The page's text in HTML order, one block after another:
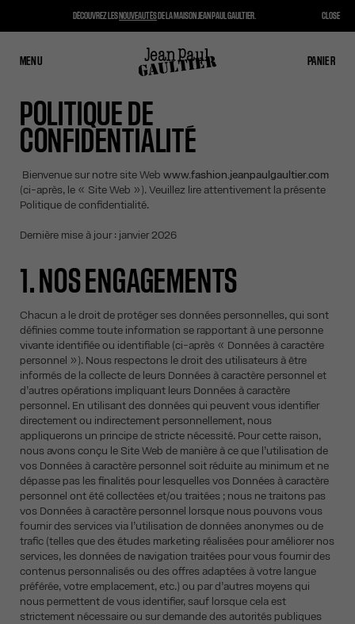
MENU PANIER
FERMER PANIER
POLITIQUE DE
CONFIDENTIALITÉ
Bienvenue sur notre site Web www.fashion.jeanpaulgaultier.com
(ci-après, le « Site Web »). Veuillez lire attentivement la présente
Politique de confidentialité.
Dernière mise à jour : janvier 2026
1. NOS ENGAGEMENTS
Chacun a le droit de protéger ses données personnelles, qui sont
définies comme toute information se rapportant à une personne
vivante identifiée ou identifiable (ci-après « Données à caractère
personnel »). Nous respectons le droit des utilisateurs à être
informés de la collecte de leurs Données à caractère personnel et
d’autres opérations impliquant leurs Données à caractère
personnel. En utilisant des données qui peuvent vous identifier
directement ou indirectement personnellement, nous
appliquerons un principe de stricte nécessité. Pour cette raison,
nous avons conçu le Site Web de manière à ce que l’utilisation de
vos Données à caractère personnel soit réduite au minimum et ne
dépasse pas les finalités pour lesquelles vos Données à caractère
personnel ont été collectées et/ou traitées ; nous ne traitons pas
vos Données à caractère personnel lorsque nous pouvons vous
fournir des services via l’utilisation de données anonymes ou de
trafic (telles que des études marketing réalisées pour améliorer nos
services, les données de navigation traitées pour vous fournir des
contenus personnalisés ou des offres adaptées à votre langue
préférée, votre emplacement, etc.) ou par d’autres moyens qui
nous permettent de vous identifier, sauf lorsque cela est
strictement nécessaire ou sur demande des autorités publiques
DÉCOUVREZ LESNOUVEAUTÉSDE LA MAISON JEAN PAUL GAULTIER. CLOSE